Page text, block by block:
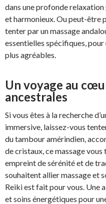
dans une profonde
et harmonieux. Ou peut-être
tenter par un massage
essentielles spécifiques,
plus agréables.
Un voyage au
ancestrales
Si vous êtes à la recherche
immersive, laissez-vous
du tambour amérindien,
de cristaux, ce massage
empreint de sérénité et de
souhaitent allier massage et
Reiki est fait pour vous. Une
et soins énergétiques pour